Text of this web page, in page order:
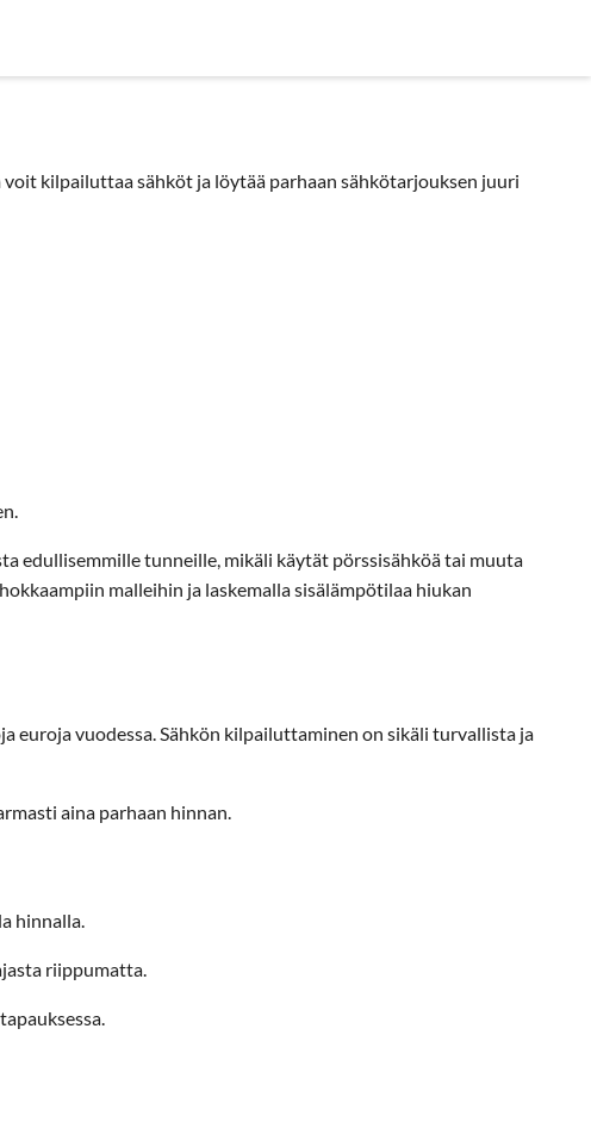
kilpailuttaa sähköt ja löytää parhaan sähkötarjouksen juuri
edullisemmille tunneille, mikäli käytät pörssisähköä tai muuta
malleihin ja laskemalla sisälämpötilaa hiukan
euroja vuodessa. Sähkön kilpailuttaminen on sikäli turvallista ja
aina parhaan hinnan.
hinnalla.
riippumatta.